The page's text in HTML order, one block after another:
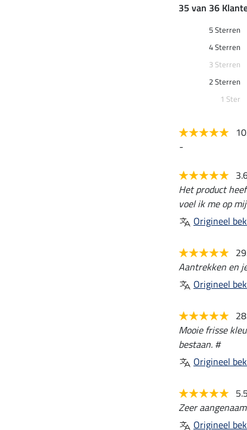
35 van 36
5 Sterren
4 Sterren
3 Sterren
2 Sterren
1 Ster
-
Het product
voel ik me op
Origineel
Aantrekken en
Origineel
Mooie frisse
bestaan. #
Origineel
Zeer
Origineel